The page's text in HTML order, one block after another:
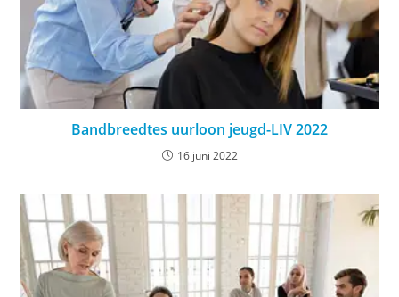
Bandbreedtes uurloon jeugd-LIV 2022
16 juni 2022